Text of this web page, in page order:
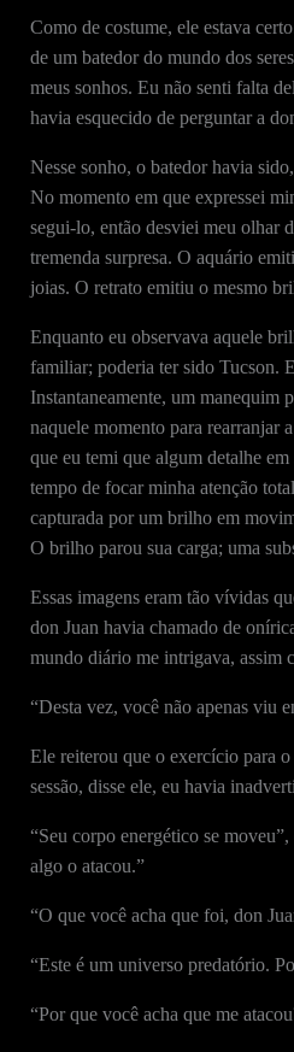
Como de costume, ele estava
de um batedor do mundo dos
meus sonhos. Eu não senti falta
havia esquecido de perguntar a
Nesse sonho, o batedor havia
No momento em que expressei
segui-lo, então desviei meu olhar
tremenda surpresa. O aquário
joias. O retrato emitiu o mesmo
Enquanto eu observava aquele
familiar; poderia ter sido Tucson.
Instantaneamente, um manequim
naquele momento para rearranjar
que eu temi que algum detalhe
tempo de focar minha atenção
capturada por um brilho em
O brilho parou sua carga; uma
Essas imagens eram tão vívidas
don Juan havia chamado de
mundo diário me intrigava, assim
“Desta vez, você não apenas viu
Ele reiterou que o exercício para
sessão, disse ele, eu havia
“Seu corpo energético se
algo o atacou.”
“O que você acha que foi, don
“Este é um universo predatório.
“Por que você acha que me